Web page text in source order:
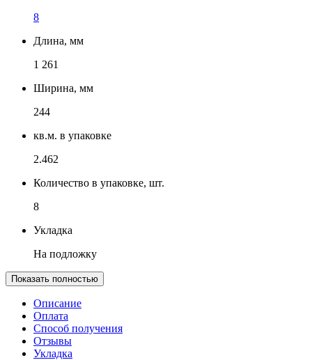
8
Длина, мм
1 261
Ширина, мм
244
кв.м. в упаковке
2.462
Количество в упаковке, шт.
8
Укладка
На подложку
Показать полностью
Описание
Оплата
Способ получения
Отзывы
Укладка